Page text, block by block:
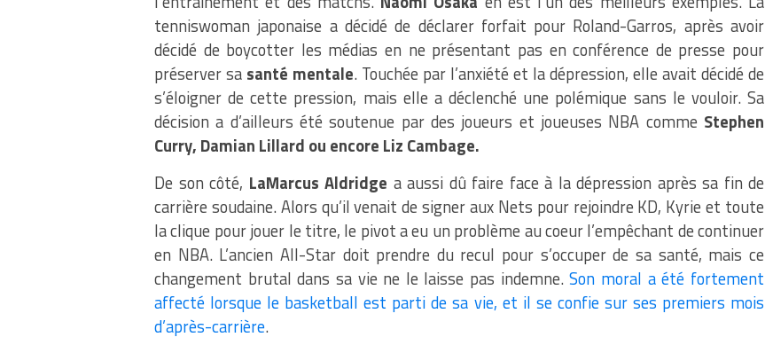
tenniswoman japonaise a décidé de déclarer forfait pour Roland-Garros, après avoir
décidé de boycotter les médias en ne présentant pas en conférence de presse pour
préserver sa santé mentale. Touchée par l’anxiété et la dépression, elle avait décidé de
s’éloigner de cette pression, mais elle a déclenché une polémique sans le vouloir. Sa
décision a d’ailleurs été soutenue par des joueurs et joueuses NBA comme Stephen
Curry, Damian Lillard ou encore Liz Cambage.
De son côté, LaMarcus Aldridge a aussi dû faire face à la dépression après sa fin de
carrière soudaine. Alors qu’il venait de signer aux Nets pour rejoindre KD, Kyrie et toute
la clique pour jouer le titre, le pivot a eu un problème au coeur l’empêchant de continuer
en NBA. L’ancien All-Star doit prendre du recul pour s’occuper de sa santé, mais ce
changement brutal dans sa vie ne le laisse pas indemne.Son moral a été fortement
affecté lorsque le basketball est parti de sa vie, et il se confie sur ses premiers mois
d’après-carrière.